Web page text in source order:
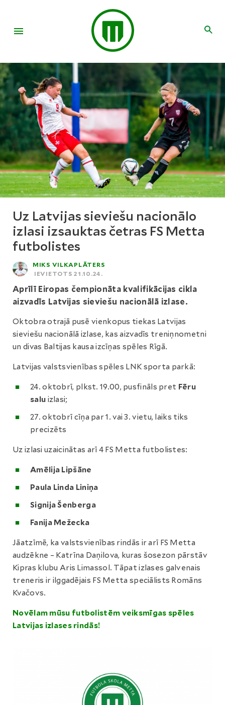
Uz Latvijas sieviešu nacionālo
izlasi izsauktas četras FS Metta
futbolistes
MIKS VILKAPLĀTERS
IEVIETOTS 21.10.24.
Aprīlī Eiropas čempionāta kvalifikācijas cikla
aizvadīs Latvijas sieviešu nacionālā izlase.
Oktobra otrajā pusē vienkopus tiekas Latvijas
sieviešu nacionālā izlase, kas aizvadīs treniņnometni
un divas Baltijas kausa izcīņas spēles Rīgā.
Latvijas valstsvienības spēles LNK sporta parkā:
24. oktobrī, plkst. 19.00, pusfināls pret Fēru
salu izlasi;
27. oktobrī cīņa par 1. vai 3. vietu, laiks tiks
precizēts
Uz izlasi uzaicinātas arī 4 FS Metta futbolistes:
Amēlija Lipšāne
Paula Linda Liniņa
Signija Šenberga
Fanija Mežecka
Jāatzīmē, ka valstsvienības rindās ir arī FS Metta
audzēkne – Katrīna Daņilova, kuras šosezon pārstāv
Kipras klubu Aris Limassol. Tāpat izlases galvenais
treneris ir ilggadējais FS Metta speciālists Romāns
Kvačovs.
Novēlam mūsu futbolistēm veiksmīgas spēles
Latvijas izlases rindās!